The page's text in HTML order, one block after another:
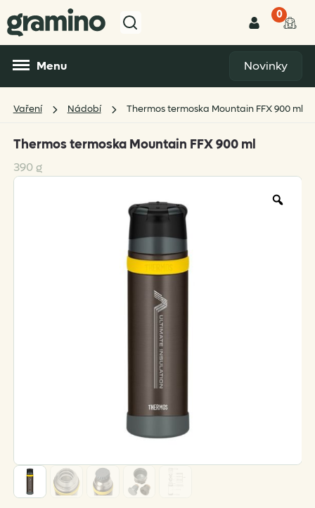
0
Menu Novinky
Vaření Nádobí Thermos termoska Mountain FFX 900 ml
Thermos termoska Mountain FFX 900 ml
390 g